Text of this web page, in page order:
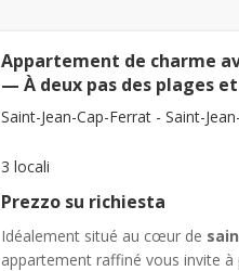
Appartement de charme
— À deux pas des plages
Saint-Jean-Cap-Ferrat - Saint-
3 locali
Prezzo su richiesta
Idéalement situé au cœur de
appartement raffiné vous invite